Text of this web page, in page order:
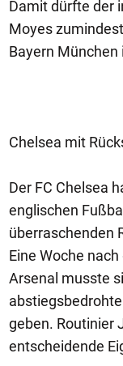
Damit dürfte der
Moyes
Bayern München
Chelsea mit
Der FC Chelsea
englischen
überraschenden
Eine Woche
Arsenal musste
geben. Routinier
entscheidende